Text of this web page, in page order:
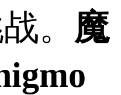
。 魔